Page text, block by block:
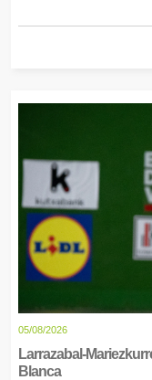
05/08/2026
Larrazabal-
Blanca